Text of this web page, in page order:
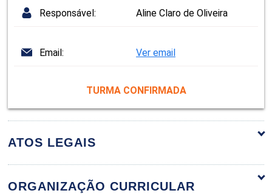
Responsável: Aline Claro de Oliveira
Email: Ver email
TURMA CONFIRMADA
ATOS LEGAIS
ORGANIZAÇÃO CURRICULAR